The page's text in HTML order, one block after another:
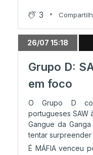
3
26/07 15:18
Grupo D:
em foco
O Grupo D
portugueses SAW
Gangue da
tentar surpreender
É MÁFIA venceu